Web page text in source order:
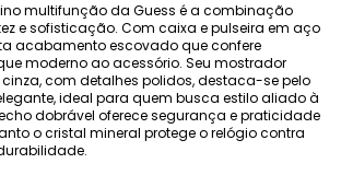
multifunção da Guess é a combinação
e sofisticação. Com caixa e pulseira em aço
acabamento escovado que confere
moderno ao acessório. Seu mostrador
com detalhes polidos, destaca-se pelo
ideal para quem busca estilo aliado à
dobrável oferece segurança e praticidade
o cristal mineral protege o relógio contra